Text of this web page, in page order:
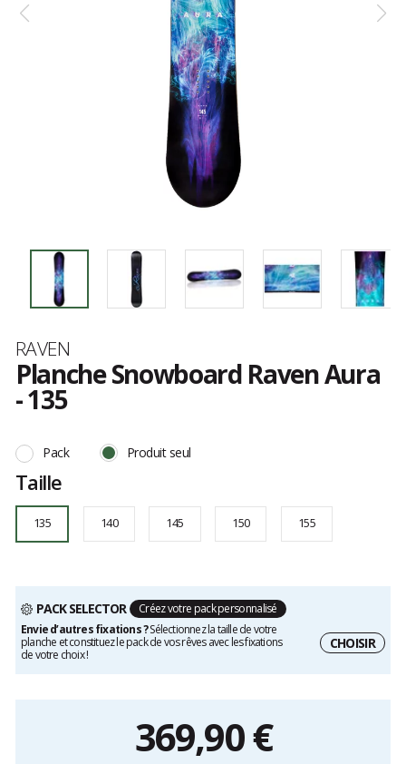
Marque
RAVEN
Planche Snowboard Raven Aura
- 135
135
clientsPack Produit seul
Taille
135 140 145 150 155
PACK SELECTOR
Créez votre pack personnalisé
Envie d’autres fixations ?Sélectionnez la taille de votre
planche et constituez le pack de vos rêves avec les fixations
de votre choix !
CHOISIR
369,90 €